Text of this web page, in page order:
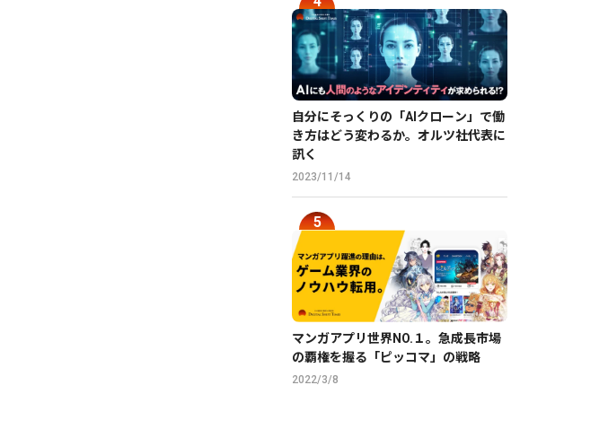
自分にそっくりの「AIクローン」で働
き方はどう変わるか。オルツ社代表に
訊く
2023/11/14
マンガアプリ世界NO.１。急成長市場
の覇権を握る「ピッコマ」の戦略
2022/3/8